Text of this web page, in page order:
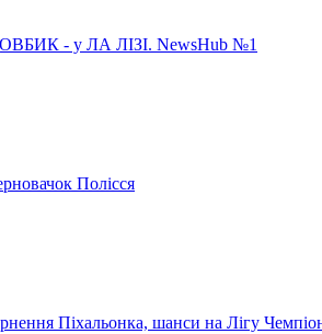
- у ЛА ЛІЗІ. NewsHub №1
Полісся
Піхальонка, шанси на Лігу